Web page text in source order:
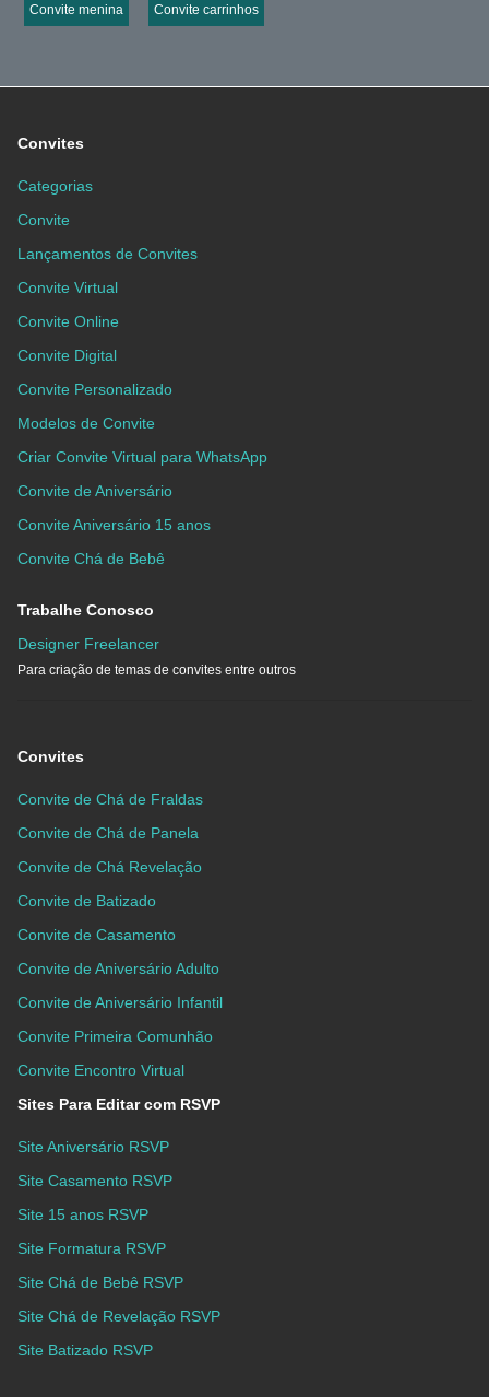
Convite menina Convite carrinhos
Convites
Categorias
Convite
Lançamentos de Convites
Convite Virtual
Convite Online
Convite Digital
Convite Personalizado
Modelos de Convite
Criar Convite Virtual para WhatsApp
Convite de Aniversário
Convite Aniversário 15 anos
Convite Chá de Bebê
Trabalhe Conosco
Designer Freelancer
Para criação de temas de convites entre outros
Convites
Convite de Chá de Fraldas
Convite de Chá de Panela
Convite de Chá Revelação
Convite de Batizado
Convite de Casamento
Convite de Aniversário Adulto
Convite de Aniversário Infantil
Convite Primeira Comunhão
Convite Encontro Virtual
Sites Para Editar com RSVP
Site Aniversário RSVP
Site Casamento RSVP
Site 15 anos RSVP
Site Formatura RSVP
Site Chá de Bebê RSVP
Site Chá de Revelação RSVP
Site Batizado RSVP